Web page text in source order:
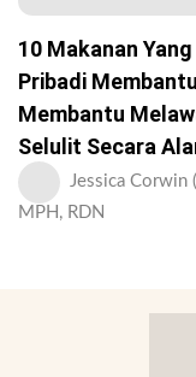
10 Makanan Yang
Pribadi Membantu
Membantu
Selulit Secara
Jessica Corwin
MPH, RDN